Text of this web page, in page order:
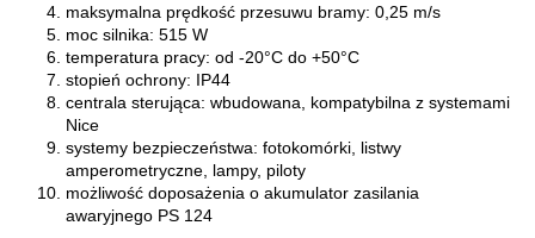
maksymalna prędkość przesuwu bramy: 0,25 m/s
moc silnika: 515 W
temperatura pracy: od -20°C do +50°C
stopień ochrony: IP44
centrala sterująca: wbudowana, kompatybilna z systemami
Nice
systemy bezpieczeństwa: fotokomórki, listwy
amperometryczne, lampy, piloty
możliwość doposażenia o akumulator zasilania
awaryjnego PS 124